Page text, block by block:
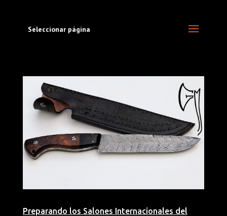
Seleccionar página
Preparando los Salones Internacionales del